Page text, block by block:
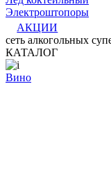
Электроштопоры
АКЦИИ
сеть алкогольных
КАТАЛОГ
Вино